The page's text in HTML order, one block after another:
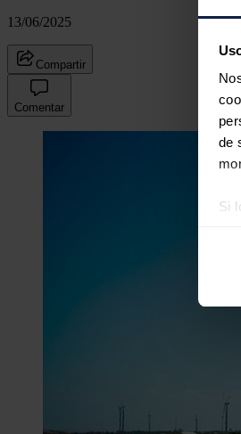
de
Si
y
13/06/2025
Compartir
Comentar